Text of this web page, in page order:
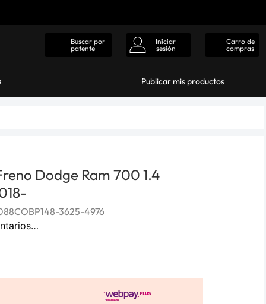
Buscar por
patente
Iniciar
sesión
Carro de
compras
Publicar mis productos
Dodge Ram 700 1.4
3625-4976